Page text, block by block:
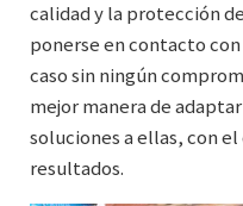
calidad y la protección
ponerse en contacto
caso sin ningún
mejor manera de
soluciones a ellas, con
resultados.